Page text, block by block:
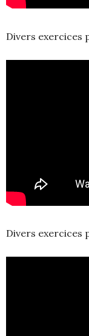
Divers exercices
Divers exercices